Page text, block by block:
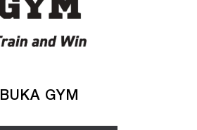
BUKA GYM